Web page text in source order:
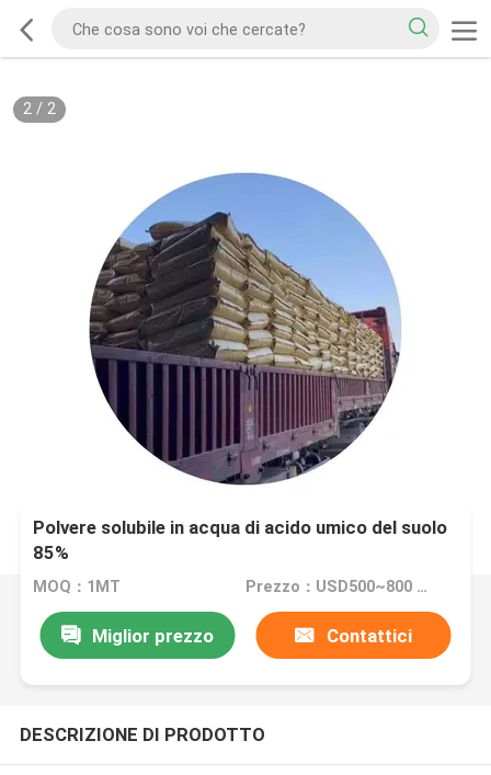
2/ 2
Polvere solubile in acqua di acido umico del suolo
85%
MOQ：1MT Prezzo：USD500~800 PER MT
Miglior prezzo Contattici
DESCRIZIONE DI PRODOTTO